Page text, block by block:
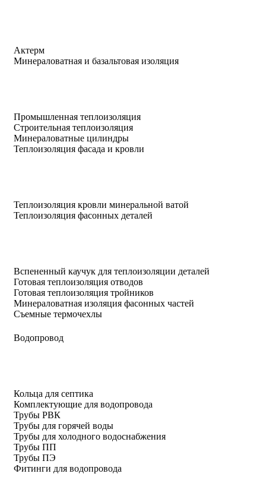
Актерм
Минераловатная и базальтовая изоляция
Промышленная теплоизоляция
Строительная теплоизоляция
Минераловатные цилиндры
Теплоизоляция фасада и кровли
Теплоизоляция кровли минеральной ватой
Теплоизоляция фасонных деталей
Вспененный каучук для теплоизоляции деталей
Готовая теплоизоляция отводов
Готовая теплоизоляция тройников
Минераловатная изоляция фасонных частей
Съемные термочехлы
Водопровод
Кольца для септика
Комплектующие для водопровода
Трубы РВК
Трубы для горячей воды
Трубы для холодного водоснабжения
Трубы ПП
Трубы ПЭ
Фитинги для водопровода